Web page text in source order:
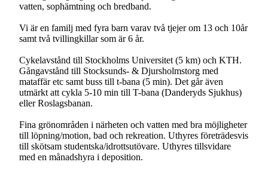
vatten, sophämtning och bredband.
Vi är en familj med fyra barn varav två tjejer om 13 och 10år
samt två tvillingkillar som är 6 år.
Cykelavstånd till Stockholms Universitet (5 km) och KTH.
Gångavstånd till Stocksunds- & Djursholmstorg med
mataffär etc samt buss till t-bana (5 min). Det går även
utmärkt att cykla 5-10 min till T-bana (Danderyds Sjukhus)
eller Roslagsbanan.
Fina grönområden i närheten och vatten med bra möjligheter
till löpning/motion, bad och rekreation. Uthyres företrädesvis
till skötsam studentska/idrottsutövare. Uthyres tillsvidare
med en månadshyra i deposition.